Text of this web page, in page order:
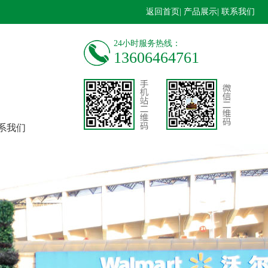
返回首页 | 产品展示 | 联系我们
我们
24小时服务热线：
13606464761